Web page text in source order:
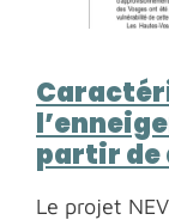
partir de
Le projet